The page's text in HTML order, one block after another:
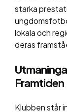
starka
lokala och
deras
Framtiden
Klubben står